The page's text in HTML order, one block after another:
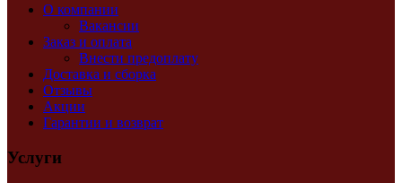
О компании
Вакансии
Заказ и оплата
Внести предоплату
Доставка и сборка
Отзывы
Акции
Гарантии и возврат
Услуги